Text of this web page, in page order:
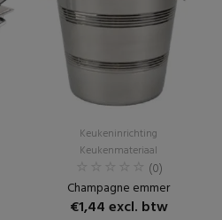
Keukeninrichting
Keukenmateriaal
(0)
Champagne emmer
€1,44 excl. btw